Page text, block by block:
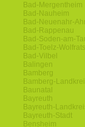
Bad-Mergentheim
Bad-Nauheim
Bad-Neuenahr-
Bad-Rappenau
Bad-Soden-am-
Bad-Toelz-
Bad-Vilbel
Balingen
Bamberg
Bamberg-
Baunatal
Bayreuth
Bayreuth-
Bayreuth-Stadt
Bensheim